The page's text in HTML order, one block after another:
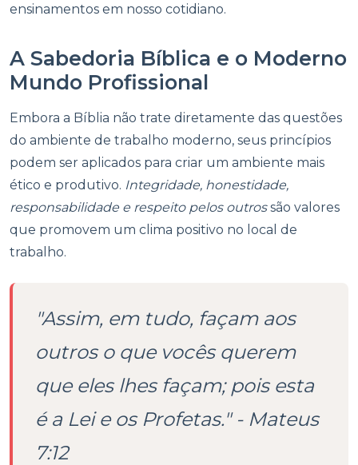
ensinamentos em nosso cotidiano.
A Sabedoria Bíblica e o Moderno
Mundo Profissional
Embora a Bíblia não trate diretamente das questões
do ambiente de trabalho moderno, seus princípios
podem ser aplicados para criar um ambiente mais
ético e produtivo. Integridade, honestidade,
responsabilidade e respeito pelos outrossão valores
que promovem um clima positivo no local de
trabalho.
"Assim, em tudo, façam aos
outros o que vocês querem
que eles lhes façam; pois esta
é a Lei e os Profetas." - Mateus
7:12